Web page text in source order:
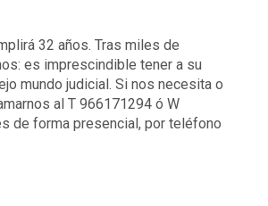
32 años. Tras miles de
es imprescindible tener a su
mundo judicial. Si nos necesita o
al T 966171294 ó W
de forma presencial, por teléfono